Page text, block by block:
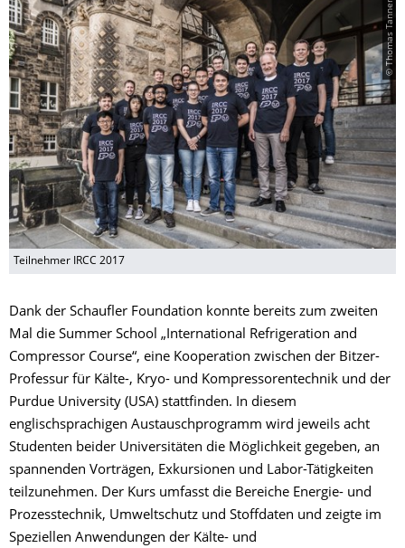
© Thomas Tannert
Teilnehmer IRCC 2017
Dank der Schaufler Foundation konnte bereits zum zweiten
Mal die Summer School „International Refrigeration and
Compressor Course“, eine Kooperation zwischen der Bitzer-
Professur für Kälte-, Kryo- und Kompressorentechnik und der
Purdue University (USA) stattfinden. In diesem
englischsprachigen Austauschprogramm wird jeweils acht
Studenten beider Universitäten die Möglichkeit gegeben, an
spannenden Vorträgen, Exkursionen und Labor-Tätigkeiten
teilzunehmen. Der Kurs umfasst die Bereiche Energie- und
Prozesstechnik, Umweltschutz und Stoffdaten und zeigte im
Speziellen Anwendungen der Kälte- und